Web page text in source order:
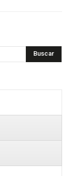
Buscar